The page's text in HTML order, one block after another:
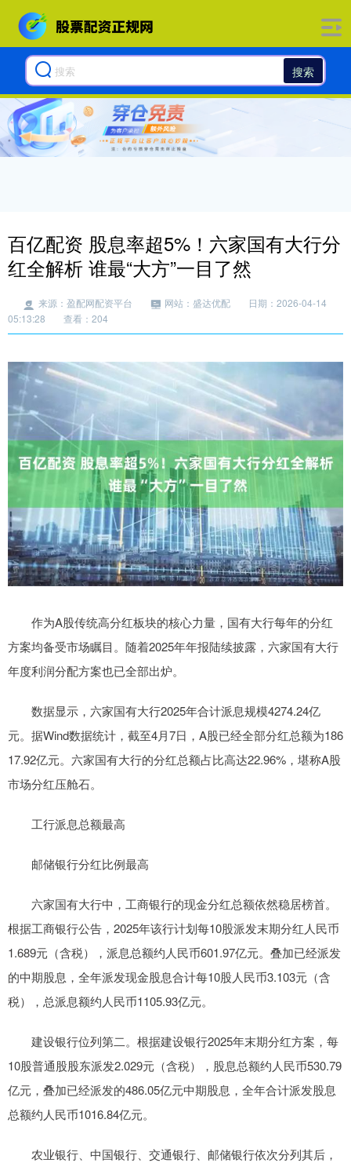
搜索
百亿配资 股息率超5%！六家国有大行分
红全解析 谁最“大方”一目了然
来源：盈配网配资平台 网站：盛达优配
日期：2026-04-14
05:13:28
查看：204
作为A股传统高分红板块的核心力量，国有大行每年的分红
方案均备受市场瞩目。随着2025年年报陆续披露，六家国有大行
年度利润分配方案也已全部出炉。
数据显示，六家国有大行2025年合计派息规模4274.24亿
元。据Wind数据统计，截至4月7日，A股已经全部分红总额为186
17.92亿元。六家国有大行的分红总额占比高达22.96%，堪称A股
市场分红压舱石。
工行派息总额最高
邮储银行分红比例最高
六家国有大行中，工商银行的现金分红总额依然稳居榜首。
根据工商银行公告，2025年该行计划每10股派发末期分红人民币
1.689元（含税），派息总额约人民币601.97亿元。叠加已经派发
的中期股息，全年派发现金股息合计每10股人民币3.103元（含
税），总派息额约人民币1105.93亿元。
建设银行位列第二。根据建设银行2025年末期分红方案，每
10股普通股股东派发2.029元（含税），股息总额约人民币530.79
亿元，叠加已经派发的486.05亿元中期股息，全年合计派发股息
总额约人民币1016.84亿元。
农业银行、中国银行、交通银行、邮储银行依次分列其后，